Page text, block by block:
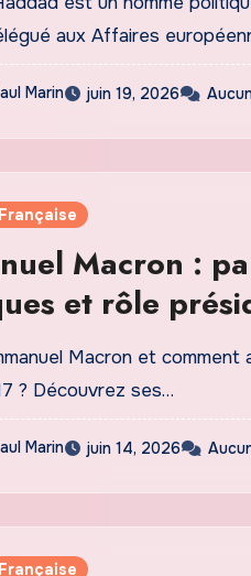
aux Affaires
Marin juin 19, 2026
Macron :
et rôle
Macron et comment
? Découvrez ses…
Marin juin 14, 2026